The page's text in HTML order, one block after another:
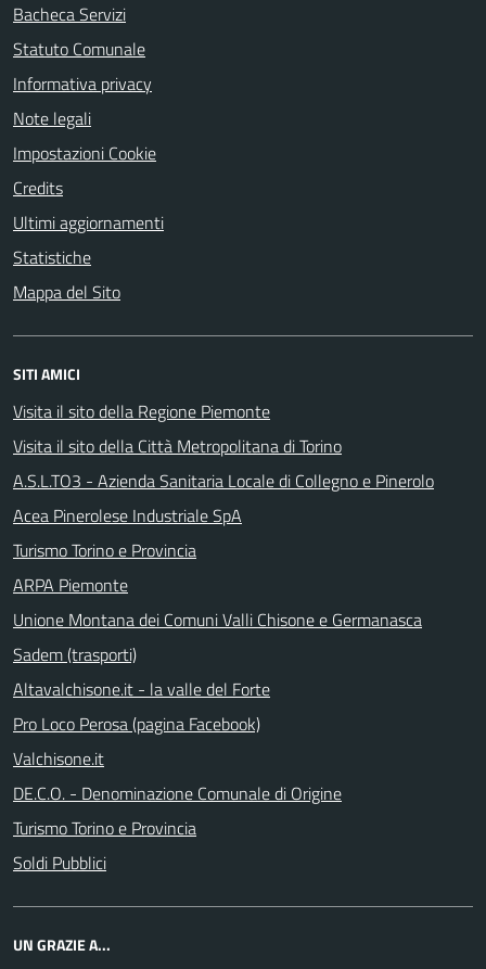
Bacheca Servizi
Statuto Comunale
Informativa privacy
Note legali
Impostazioni Cookie
Credits
Ultimi aggiornamenti
Statistiche
Mappa del Sito
SITI AMICI
Visita il sito della Regione Piemonte
Visita il sito della Città Metropolitana di Torino
A.S.L.TO3 - Azienda Sanitaria Locale di Collegno e Pinerolo
Acea Pinerolese Industriale SpA
Turismo Torino e Provincia
ARPA Piemonte
Unione Montana dei Comuni Valli Chisone e Germanasca
Sadem (trasporti)
Altavalchisone.it - la valle del Forte
Pro Loco Perosa (pagina Facebook)
Valchisone.it
DE.C.O. - Denominazione Comunale di Origine
Turismo Torino e Provincia
Soldi Pubblici
UN GRAZIE A...